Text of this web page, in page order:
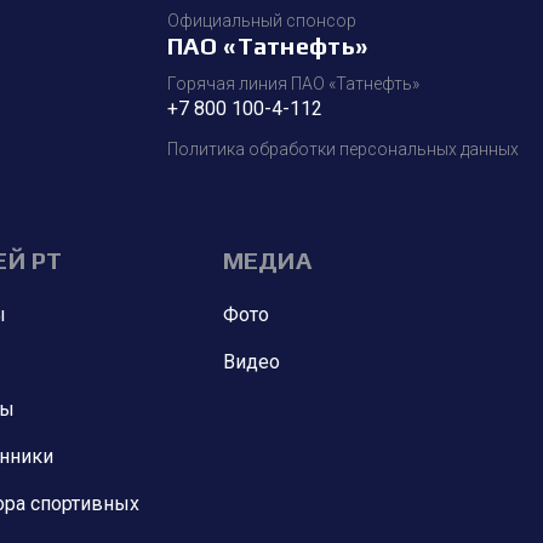
Официальный спонсор
ПАО «Татнефть»
Горячая линия ПАО «Татнефть»
+7 800 100-4-112
Политика обработки персональных данных
РТ
спортивных
МЕДИА
Фото
Видео